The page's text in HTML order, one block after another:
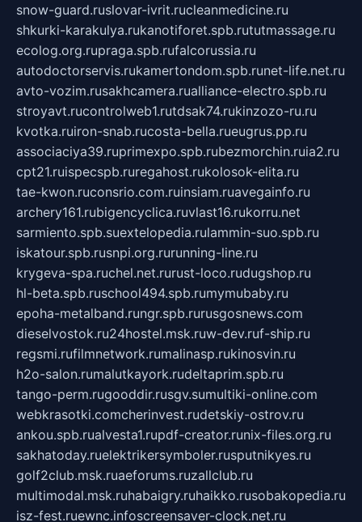
snow-guard.ruslovar-ivrit.rucleanmedicine.ru
shkurki-karakulya.rukanotiforet.spb.rututmassage.ru
ecolog.org.rupraga.spb.rufalcorussia.ru
autodoctorservis.rukamertondom.spb.runet-life.net.ru
avto-vozim.rusakhcamera.rualliance-electro.spb.ru
stroyavt.rucontrolweb1.rutdsak74.rukinzozo-ru.ru
kvotka.ruiron-snab.rucosta-bella.rueugrus.pp.ru
associaciya39.ruprimexpo.spb.rubezmorchin.ruia2.ru
cpt21.ruispecspb.ruregahost.rukolosok-elita.ru
tae-kwon.ruconsrio.com.ruinsiam.ruavegainfo.ru
archery161.rubigencyclica.ruvlast16.rukorru.net
sarmiento.spb.suextelopedia.rulammin-suo.spb.ru
iskatour.spb.rusnpi.org.rurunning-line.ru
krygeva-spa.ruchel.net.rurust-loco.rudugshop.ru
hl-beta.spb.ruschool494.spb.rumymubaby.ru
epoha-metalband.rungr.spb.rurusgosnews.com
dieselvostok.ru24hostel.msk.ruw-dev.ruf-ship.ru
regsmi.rufilmnetwork.rumalinasp.rukinosvin.ru
h2o-salon.rumalutkayork.rudeltaprim.spb.ru
tango-perm.rugooddir.rusgv.sumultiki-online.com
webkrasotki.comcherinvest.rudetskiy-ostrov.ru
ankou.spb.rualvesta1.rupdf-creator.runix-files.org.ru
sakhatoday.ruelektrikersymboler.rusputnikyes.ru
golf2club.msk.ruaeforums.ruzallclub.ru
multimodal.msk.ruhabaigry.ruhaikko.rusobakopedia.ru
isz-fest.ruewnc.infoscreensaver-clock.net.ru